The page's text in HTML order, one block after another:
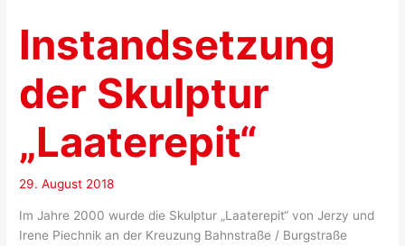
Instandsetzung
der Skulptur
„Laaterepit“
29. August 2018
Im Jahre 2000 wurde die Skulptur „Laaterepit“ von Jerzy und
Irene Piechnik an der Kreuzung Bahnstraße / Burgstraße